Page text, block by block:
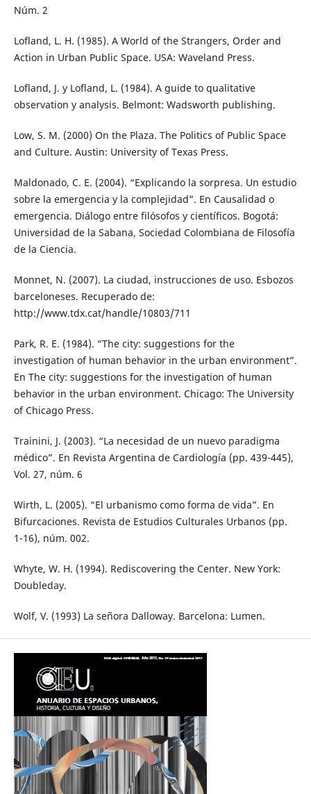
Núm. 2
Lofland, L. H. (1985). A World of the Strangers, Order and
Action in Urban Public Space. USA: Waveland Press.
Lofland, J. y Lofland, L. (1984). A guide to qualitative
observation y analysis. Belmont: Wadsworth publishing.
Low, S. M. (2000) On the Plaza. The Politics of Public Space
and Culture. Austin: University of Texas Press.
Maldonado, C. E. (2004). “Explicando la sorpresa. Un estudio
sobre la emergencia y la complejidad”. En Causalidad o
emergencia. Diálogo entre filósofos y científicos. Bogotá:
Universidad de la Sabana, Sociedad Colombiana de Filosofía
de la Ciencia.
Monnet, N. (2007). La ciudad, instrucciones de uso. Esbozos
barceloneses. Recuperado de:
http://www.tdx.cat/handle/10803/711
Park, R. E. (1984). “The city: suggestions for the
investigation of human behavior in the urban environment”.
En The city: suggestions for the investigation of human
behavior in the urban environment. Chicago: The University
of Chicago Press.
Trainini, J. (2003). “La necesidad de un nuevo paradigma
médico”. En Revista Argentina de Cardiología (pp. 439-445),
Vol. 27, núm. 6
Wirth, L. (2005). “El urbanismo como forma de vida”. En
Bifurcaciones. Revista de Estudios Culturales Urbanos (pp.
1-16), núm. 002.
Whyte, W. H. (1994). Rediscovering the Center. New York:
Doubleday.
Wolf, V. (1993) La señora Dalloway. Barcelona: Lumen.